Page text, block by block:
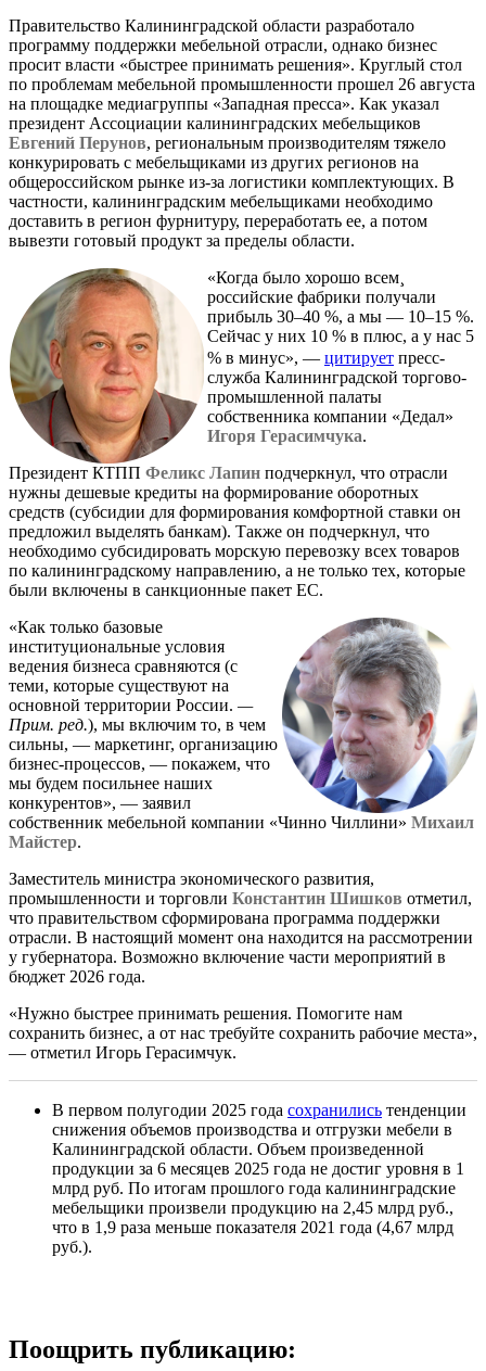
Правительство Калининградской области разработало
программу поддержки мебельной отрасли, однако бизнес
просит власти «быстрее принимать решения». Круглый стол
по проблемам мебельной промышленности прошел 26 августа
на площадке медиагруппы «Западная пресса». Как указал
президент Ассоциации калининградских мебельщиков
Евгений Перунов, региональным производителям тяжело
конкурировать с мебельщиками из других регионов на
общероссийском рынке из-за логистики комплектующих. В
частности, калининградским мебельщиками необходимо
доставить в регион фурнитуру, переработать ее, а потом
вывезти готовый продукт за пределы области.
«Когда было хорошо всем¸
российские фабрики получали
прибыль 30–40 %, а мы — 10–15 %.
Сейчас у них 10 % в плюс, а у нас 5
% в минус», — цитирует пресс-
служба Калининградской торгово-
промышленной палаты
собственника компании «Дедал»
Игоря Герасимчука.
Президент КТПП Феликс Лапин подчеркнул, что отрасли
нужны дешевые кредиты на формирование оборотных
средств (субсидии для формирования комфортной ставки он
предложил выделять банкам). Также он подчеркнул, что
необходимо субсидировать морскую перевозку всех товаров
по калининградскому направлению, а не только тех, которые
были включены в санкционные пакет ЕС.
«Как только базовые
институциональные условия
ведения бизнеса сравняются (с
теми, которые существуют на
основной территории России. —
Прим. ред.), мы включим то, в чем
сильны, — маркетинг, организацию
бизнес-процессов, — покажем, что
мы будем посильнее наших
конкурентов», — заявил
собственник мебельной компании «Чинно Чиллини» Михаил
Майстер.
Заместитель министра экономического развития,
промышленности и торговли Константин Шишков отметил,
что правительством сформирована программа поддержки
отрасли. В настоящий момент она находится на рассмотрении
у губернатора. Возможно включение части мероприятий в
бюджет 2026 года.
«Нужно быстрее принимать решения. Помогите нам
сохранить бизнес, а от нас требуйте сохранить рабочие места»,
— отметил Игорь Герасимчук.
В первом полугодии 2025 года сохранились тенденции
снижения объемов производства и отгрузки мебели в
Калининградской области. Объем произведенной
продукции за 6 месяцев 2025 года не достиг уровня в 1
млрд руб. По итогам прошлого года калининградские
мебельщики произвели продукцию на 2,45 млрд руб.,
что в 1,9 раза меньше показателя 2021 года (4,67 млрд
руб.).
Поощрить публикацию: